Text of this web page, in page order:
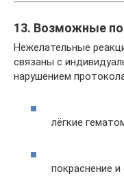
13. Возможные
Нежелательные
связаны с
нарушением
лёгкие
покраснение